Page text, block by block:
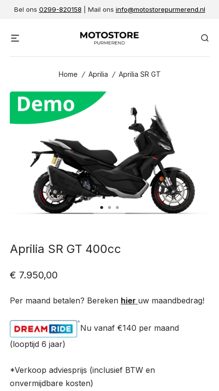
Skip
content
Bel ons 0299-820158 | Mail ons info@motostorepurmerend.nl
Home / Aprilia / Aprilia SR GT
Aprilia SR GT 400cc
€ 7.950,00
Per maand betalen? Bereken hier uw maandbedrag!
Nu vanaf €140 per maand
(looptijd 6 jaar)
*Verkoop adviesprijs (inclusief BTW en
onvermijdbare kosten)